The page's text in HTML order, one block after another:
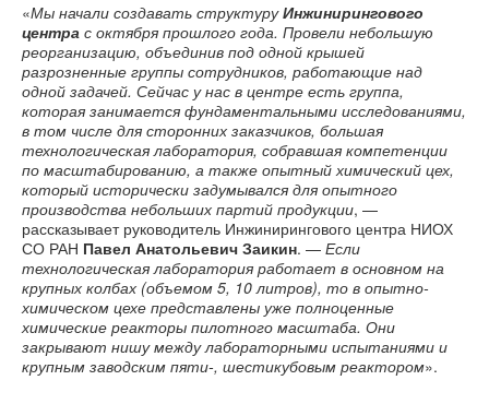
«Мы начали создавать структуруИнжинирингового
центра с октября прошлого года. Провели небольшую
реорганизацию, объединив под одной крышей
разрозненные группы сотрудников, работающие над
одной задачей. Сейчас у нас в центре есть группа,
которая занимается фундаментальными исследованиями,
в том числе для сторонних заказчиков, большая
технологическая лаборатория, собравшая компетенции
по масштабированию, а также опытный химический цех,
который исторически задумывался для опытного
производства небольших партий продукции, —
рассказывает руководитель Инжинирингового центра НИОХ
СО РАН Павел Анатольевич Заикин. — Если
технологическая лаборатория работает в основном на
крупных колбах (объемом 5, 10 литров), то в опытно-
химическом цехе представлены уже полноценные
химические реакторы пилотного масштаба. Они
закрывают нишу между лабораторными испытаниями и
крупным заводским пяти-, шестикубовым реактором».